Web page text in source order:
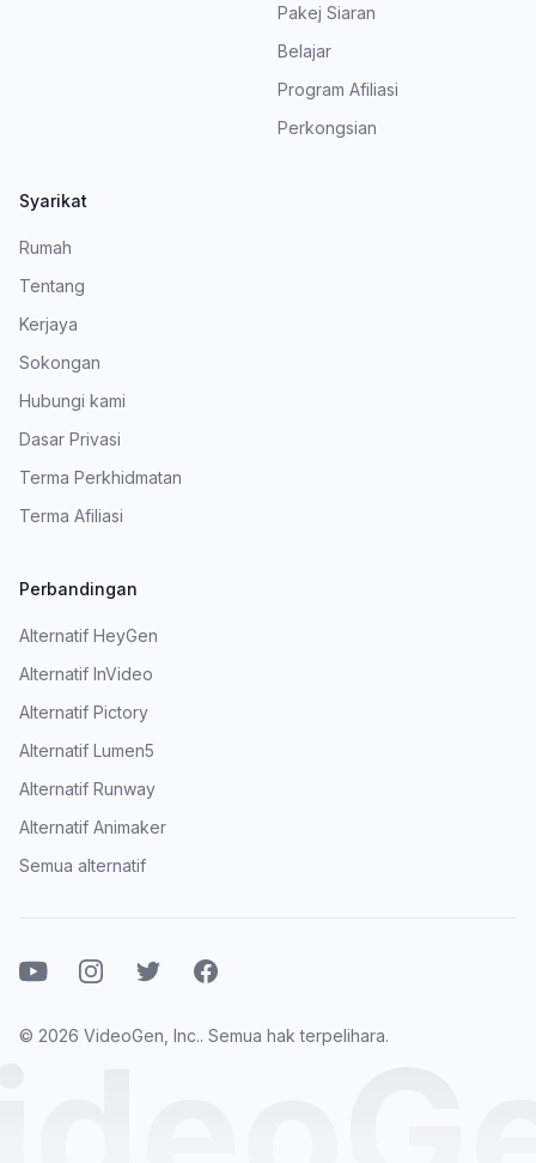
Pakej Siaran
Belajar
Program Afiliasi
Perkongsian
Syarikat
Rumah
Tentang
Kerjaya
Sokongan
Hubungi kami
Dasar Privasi
Terma Perkhidmatan
Terma Afiliasi
Perbandingan
Alternatif HeyGen
Alternatif InVideo
Alternatif Pictory
Alternatif Lumen5
Alternatif Runway
Alternatif Animaker
Semua alternatif
YoutubeInstagramTwitterFacebook
© 2026 VideoGen, Inc.. Semua hak terpelihara.